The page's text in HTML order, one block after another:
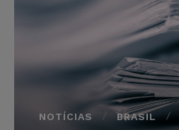
NOTÍCIAS BRASIL